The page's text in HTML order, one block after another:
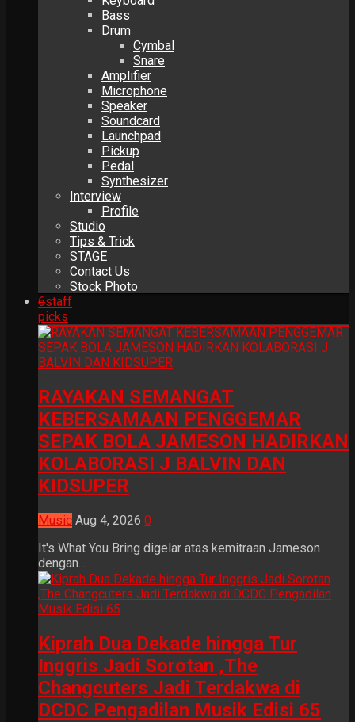
Bass
Drum
Cymbal
Snare
Amplifier
Microphone
Speaker
Soundcard
Launchpad
Pickup
Pedal
Synthesizer
Interview
Profile
Studio
Tips & Trick
STAGE
Contact Us
Stock Photo
6staff
picks
RAYAKAN SEMANGAT
KEBERSAMAAN PENGGEMAR
SEPAK BOLA JAMESON HADIRKAN
KOLABORASI J BALVIN DAN
KIDSUPER
Music Aug 4, 2026 0
It's What You Bring digelar atas kemitraan Jameson
dengan...
Kiprah Dua Dekade hingga Tur
Inggris Jadi Sorotan ,The
Changcuters Jadi Terdakwa di
DCDC Pengadilan Musik Edisi 65